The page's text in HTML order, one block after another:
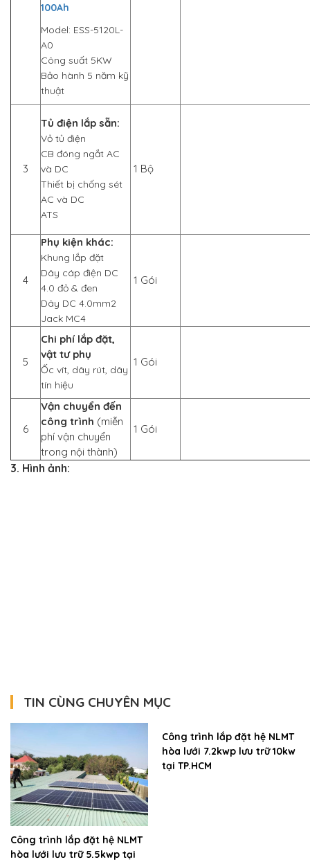
100Ah
Model: ESS-5120L-
A0
Công suất 5KW
Bảo hành 5 năm kỹ
thuật
3
Tủ điện lắp sẵn:
Vỏ tủ điện
CB đóng ngắt AC
và DC
Thiết bị chống sét
AC và DC
ATS
1 Bộ
4
Phụ kiện khác:
Khung lắp đặt
Dây cáp điện DC
4.0 đỏ & đen
Dây DC 4.0mm2
Jack MC4
1 Gói
5
Chi phí lắp đặt,
vật tư phụ
Ốc vít, dây rút, dây
tín hiệu
1 Gói
6
Vận chuyển đến
công trình (miễn
phí vận chuyển
trong nội thành)
1 Gói
3. Hình ảnh:
TIN CÙNG CHUYÊN MỤC
Công trình lắp đặt hệ NLMT
hòa lưới lưu trữ 5.5kwp tại
Công trình lắp đặt hệ NLMT
hòa lưới 7.2kwp lưu trữ 10kw
tại TP.HCM